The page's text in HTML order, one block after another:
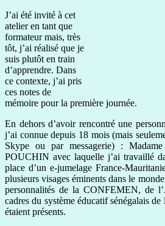
J’ai été invité à cet
atelier en tant que
formateur mais, très
tôt, j’ai réalisé que je
suis plutôt en train
d’apprendre. Dans
ce contexte, j’ai pris
ces notes de
mémoire pour la première journée.
En dehors d’avoir rencontré une
j’ai connue depuis 18 mois (mais
Skype ou par messagerie) :
POUCHIN avec laquelle j’ai travaillé
place d’un e-jumelage France-
plusieurs visages éminents dans le
personnalités de la CONFEMEN, de
cadres du système éducatif sénégalais
étaient présents.